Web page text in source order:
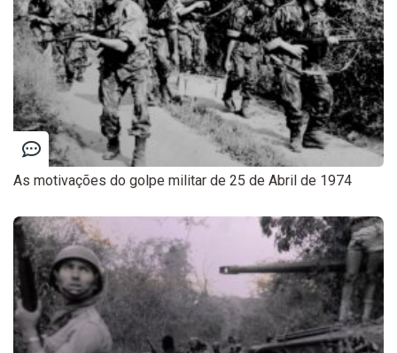
As motivações do golpe militar de 25 de Abril de 1974